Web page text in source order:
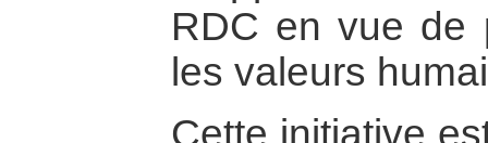
RDC en vue de
les valeurs
Cette initiative